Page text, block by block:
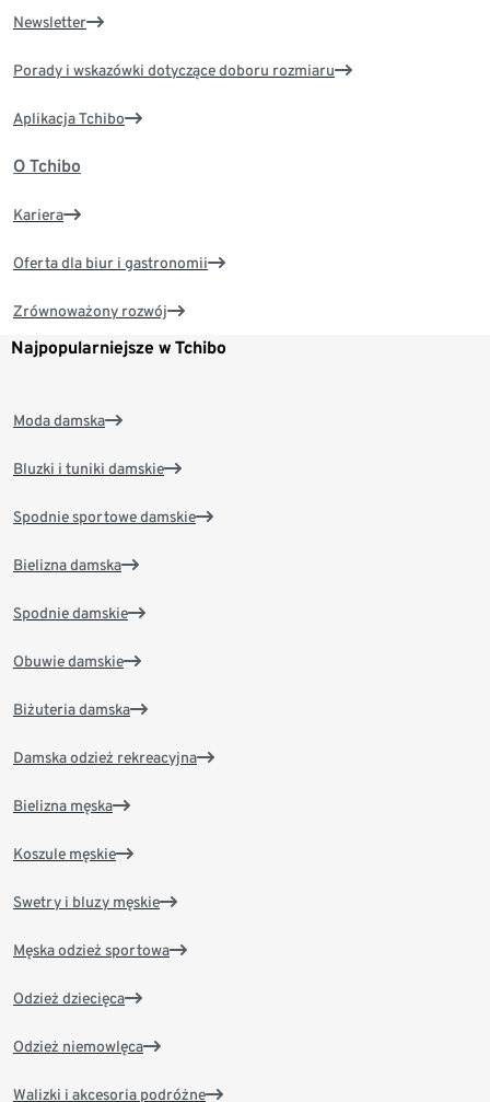
Newsletter
Porady i wskazówki dotyczące doboru rozmiaru
Aplikacja Tchibo
O Tchibo
Kariera
Oferta dla biur i gastronomii
Zrównoważony rozwój
Najpopularniejsze w Tchibo
Moda damska
Bluzki i tuniki damskie
Spodnie sportowe damskie
Bielizna damska
Spodnie damskie
Obuwie damskie
Biżuteria damska
Damska odzież rekreacyjna
Bielizna męska
Koszule męskie
Swetry i bluzy męskie
Męska odzież sportowa
Odzież dziecięca
Odzież niemowlęca
Walizki i akcesoria podróżne